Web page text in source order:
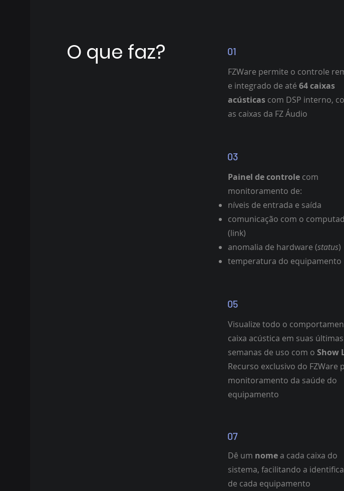
O que faz? 01
FZWare permite o controle
e integrado de até64 caixas
acústicas com DSP interno,
as caixas da FZ Áudio
03
Painel de controle com
monitoramento de:
níveis de entrada e saída
comunicação com o
(link)
anomalia de hardware (status)
temperatura do equipamento
05
Visualize todo o
caixa acústica em suas últimas
semanas de uso com oShow
Recurso exclusivo do FZWare
monitoramento da saúde do
equipamento
07
Dê um nomea cada caixa do
sistema, facilitando a
de cada equipamento